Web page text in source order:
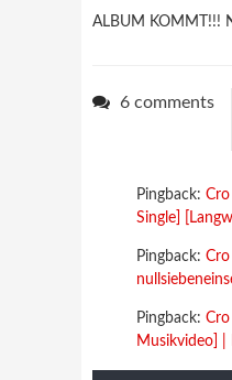
ALBUM KOMMT!!!
6 comments
Pingback:
Single]
Pingback: Cro
Pingback:
Musikvideo] |